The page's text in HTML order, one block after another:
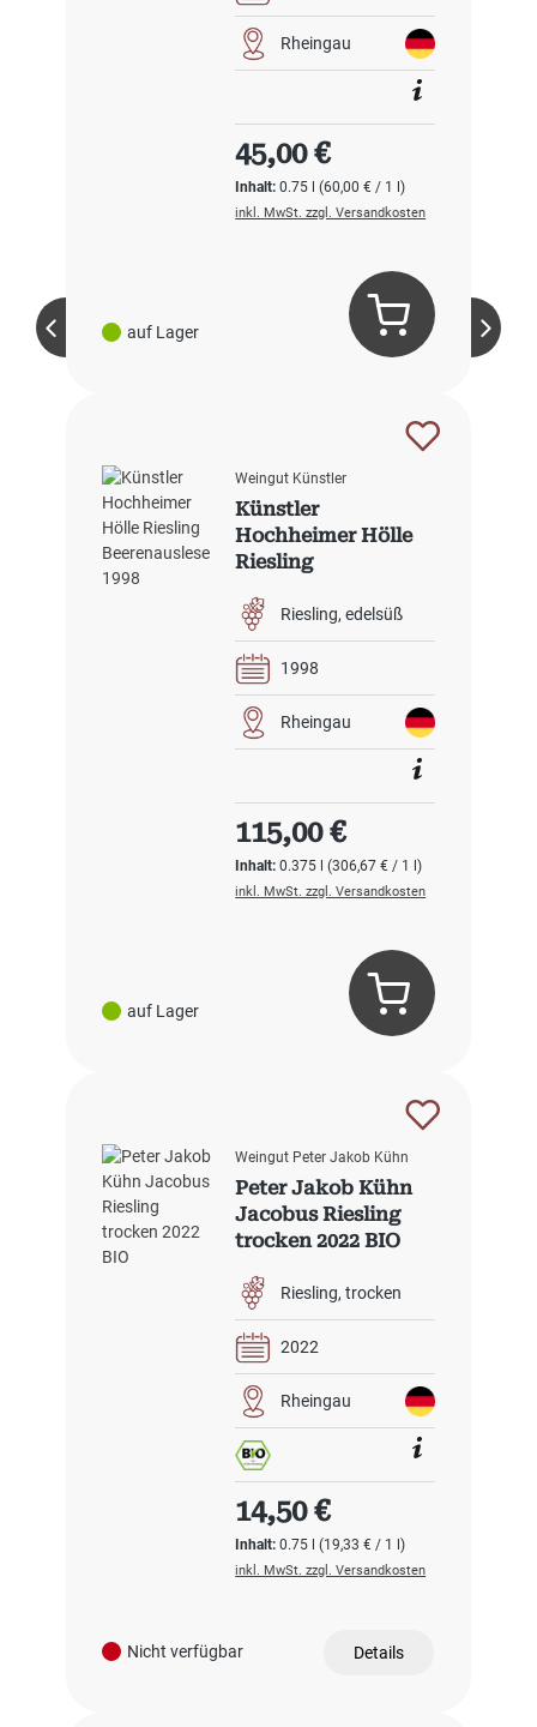
auf Lager
Rheingau
Inhalt:0.75 l(60,00 € / 1 l)
Regulärer Preis:
45,00 €
inkl. MwSt. zzgl. Versandkosten
auf Lager
Weingut Künstler
Künstler
Hochheimer Hölle
Riesling
Riesling edelsüß
1998
Rheingau
Inhalt:0.375 l(306,67 € / 1 l)
Regulärer Preis:
115,00 €
inkl. MwSt. zzgl. Versandkosten
Nicht verfügbar
Weingut Peter Jakob Kühn
Peter Jakob Kühn
Jacobus Riesling
trocken 2022 BIO
Riesling trocken
2022
Rheingau
Inhalt:0.75 l(19,33 € / 1 l)
Regulärer Preis:
14,50 €
inkl. MwSt. zzgl. Versandkosten
Details